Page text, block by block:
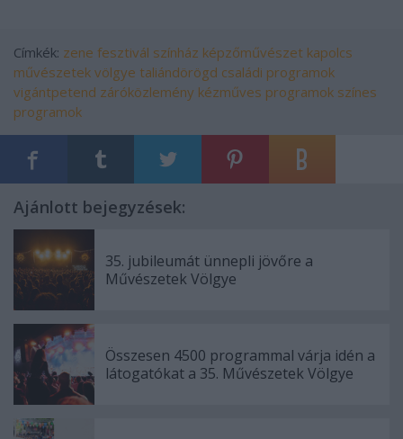
Címkék: zene fesztivál színház képzőművészet kapolcs
művészetek völgye taliándörögd családi programok
vigántpetend záróközlemény kézműves programok színes
programok
Ajánlott bejegyzések:
35. jubileumát ünnepli jövőre a
Művészetek Völgye
Összesen 4500 programmal várja idén a
látogatókat a 35. Művészetek Völgye